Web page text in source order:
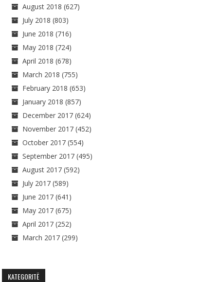
August 2018 (627)
July 2018 (803)
June 2018 (716)
May 2018 (724)
April 2018 (678)
March 2018 (755)
February 2018 (653)
January 2018 (857)
December 2017 (624)
November 2017 (452)
October 2017 (554)
September 2017 (495)
August 2017 (592)
July 2017 (589)
June 2017 (641)
May 2017 (675)
April 2017 (252)
March 2017 (299)
KATEGORITË